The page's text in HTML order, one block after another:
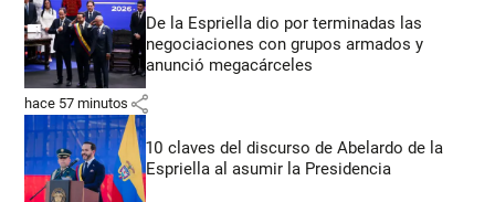
De la Espriella dio por terminadas las
negociaciones con grupos armados y
anunció megacárceles
hace 57 minutos share
10 claves del discurso de Abelardo de la
Espriella al asumir la Presidencia